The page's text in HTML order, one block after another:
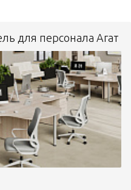
для персонала Агат